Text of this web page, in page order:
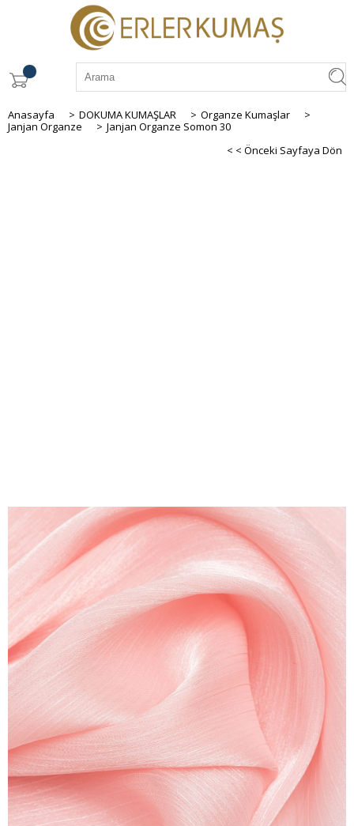
Anasayfa > DOKUMA KUMAŞLAR > Organze Kumaşlar
>
Janjan Organze
> Janjan Organze Somon 30
< < Önceki Sayfaya Dön